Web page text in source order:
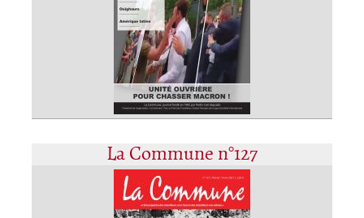
La Commune n°127